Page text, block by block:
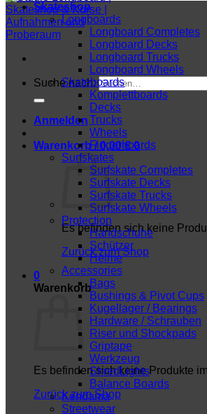
Suche nach:
Anmelden
Warenkorb /0,00€ 0
Es befinden sich keine
Zurück zum Shop
0
Warenkorb
Es befinden sich keine Produkte
Zurück zum Shop
Skateshop
Longboards
Longboard Completes
Longboard Decks
Longboard Trucks
Longboard Wheels
Skateboards
Komplettboards
Decks
Trucks
Wheels
Fingerboards
Surfskates
Surfskate Completes
Surfskate Decks
Surfskate Trucks
Surfskate Wheels
Protection
Handschuhe
Schützer
Helme
Accessories
Bags
Bushings & Pivot Cups
Kugellager / Bearings
Hardware / Schrauben
Riser und Shockpads
Griptape
Werkzeug
ShredLights
Balance Boards
Kendama
Streetwear